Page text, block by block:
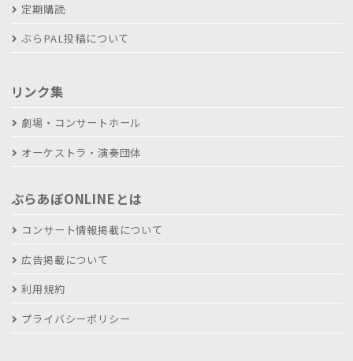
定期購読
ぶらPAL投稿について
リンク集
劇場・コンサートホール
オーケストラ・演奏団体
ぶらあぼONLINEとは
コンサート情報掲載について
広告掲載について
利用規約
プライバシーポリシー